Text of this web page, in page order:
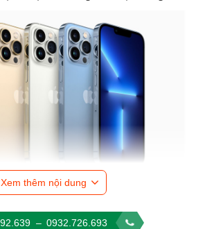
thép không gỉ cứng cáp, bảo vệ màn hình là
Xem thêm nội dung
– 0932.726.693